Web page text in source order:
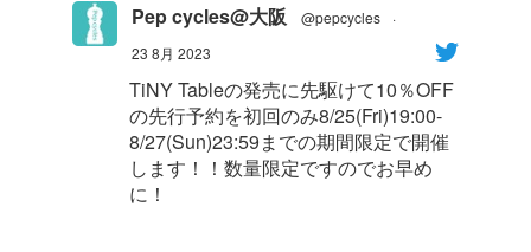
Pep cycles@大阪 @pepcycles
·
23 8月 2023
TiNY Tableの発売に先駆けて10％OFF
の先行予約を初回のみ8/25(Fri)19:00-
8/27(Sun)23:59までの期間限定で開催
します！！数量限定ですのでお早め
に！